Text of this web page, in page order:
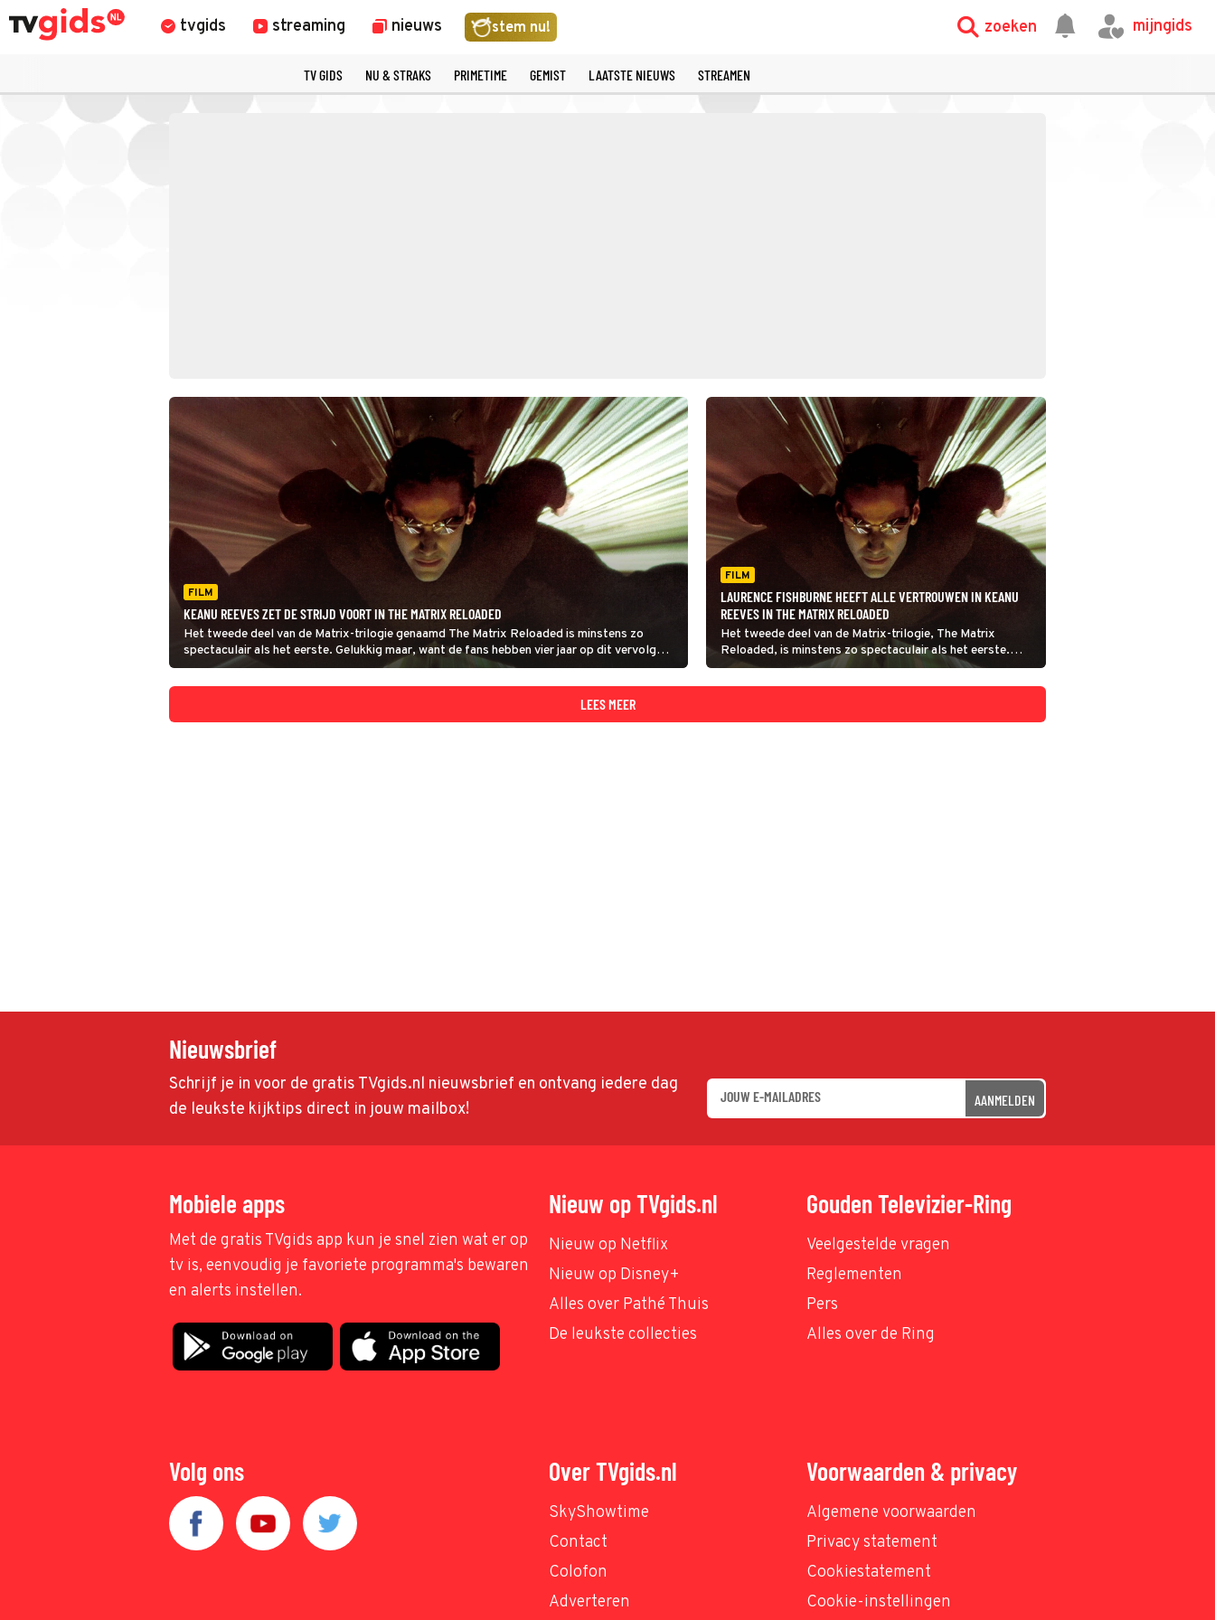
tvgids streaming nieuws stem nu! zoeken mijngids
TV GIDS NU & STRAKS PRIMETIME GEMIST LAATSTE NIEUWS STREAMEN
FILM
KEANU REEVES ZET DE STRIJD VOORT IN THE MATRIX RELOADED
Het tweede deel van de Matrix-trilogie genaamd The Matrix Reloaded is minstens zo
spectaculair als het eerste. Gelukkig maar, want de fans hebben vier jaar op dit vervolg
moeten wachten.
FILM
LAURENCE FISHBURNE HEEFT ALLE VERTROUWEN IN KEANU
REEVES IN THE MATRIX RELOADED
Het tweede deel van de Matrix-trilogie, The Matrix
Reloaded, is minstens zo spectaculair als het eerste.
Gelukkig maar, want de fans hebben vier jaar op dit
vervolg moeten wachten.
LEES MEER
Nieuwsbrief
Schrijf je in voor de gratis TVgids.nl nieuwsbrief en ontvang iedere dag
de leukste kijktips direct in jouw mailbox!
AANMELDEN
Mobiele apps
Met de gratis TVgids app kun je snel zien wat er op
tv is, eenvoudig je favoriete programma's bewaren
en alerts instellen.
Nieuw op TVgids.nl
Nieuw op Netflix
Nieuw op Disney+
Alles over Pathé Thuis
De leukste collecties
Gouden Televizier-Ring
Veelgestelde vragen
Reglementen
Pers
Alles over de Ring
Volg ons Over TVgids.nl
SkyShowtime
Contact
Colofon
Adverteren
Voorwaarden & privacy
Algemene voorwaarden
Privacy statement
Cookiestatement
Cookie-instellingen